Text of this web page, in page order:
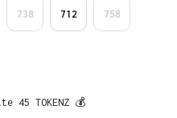
738 712 758
45 TOKENZ 💰